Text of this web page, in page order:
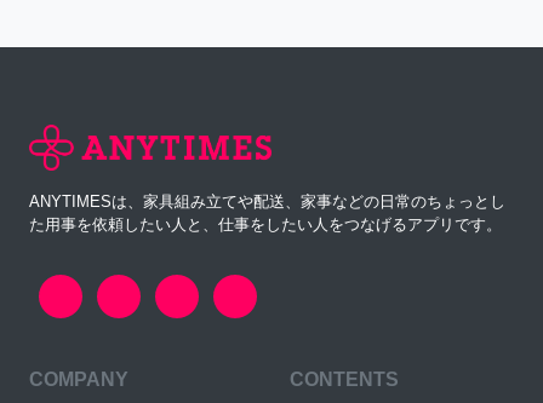
ANYTIMESは、家具組み立てや配送、家事などの日常のちょっとし
た用事を依頼したい人と、仕事をしたい人をつなげるアプリです。
COMPANY CONTENTS